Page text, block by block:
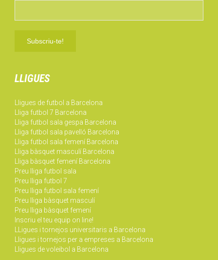
LLIGUES
Lligues de futbol a Barcelona
Lliga futbol 7 Barcelona
Lliga futbol sala gespa Barcelona
Lliga futbol sala pavelló Barcelona
Lliga futbol sala femení Barcelona
Lliga bàsquet masculí Barcelona
Lliga bàsquet femení Barcelona
Preu lliga futbol sala
Preu lliga futbol 7
Preu lliga futbol sala femení
Preu lliga bàsquet masculí
Preu lliga bàsquet femení
Inscriu el teu equip on line!
LLigues i tornejos universitaris a Barcelona
Lligues i tornejos per a empreses a Barcelona
Lligues de voleibol a Barcelona